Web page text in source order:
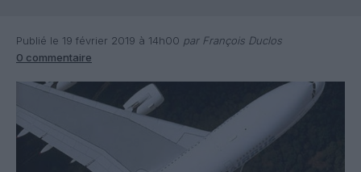
Publié le 19 février 2019 à 14h00 par François Duclos
0 commentaire